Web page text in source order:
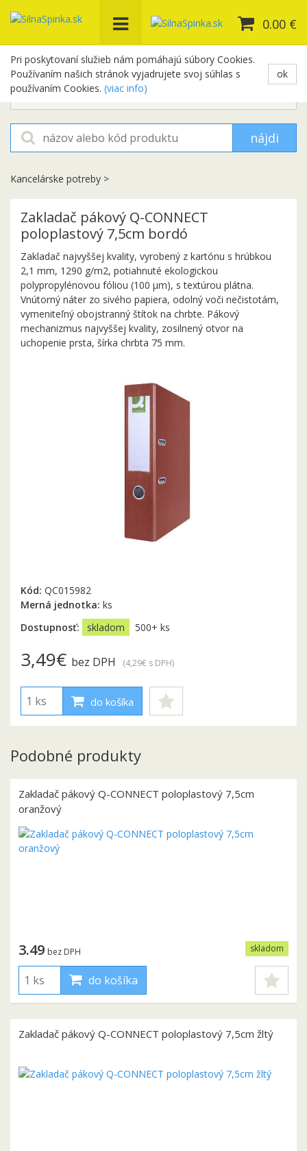
Pri poskytovaní služieb nám pomáhajú súbory Cookies.
Používaním našich stránok vyjadrujete svoj súhlas s
používaním Cookies. (viac info)
ok
0.00 €
+421 948 654 329
objednavky@silnaspinka.sk
nájdi
Kancelárske potreby >
Zakladač pákový Q-CONNECT
poloplastový 7,5cm bordó
Zakladač najvyššej kvality, vyrobený z kartónu s hrúbkou
2,1 mm, 1290 g/m2, potiahnuté ekologickou
polypropylénovou fóliou (100 µm), s textúrou plátna.
Vnútorný náter zo sivého papiera, odolný voči nečistotám,
vymeniteľný obojstranný štítok na chrbte. Pákový
mechanizmus najvyššej kvality, zosilnený otvor na
uchopenie prsta, šírka chrbta 75 mm.
Kód: QC015982
Merná jednotka: ks
Dostupnosť:
skladom 500+ ks
3,49€ bez DPH (4,29€ s DPH)
do košíka
Podobné produkty
Zakladač pákový Q-CONNECT poloplastový 7,5cm
oranžový
skladom
3.49 bez DPH
do košíka
Zakladač pákový Q-CONNECT poloplastový 7,5cm žltý